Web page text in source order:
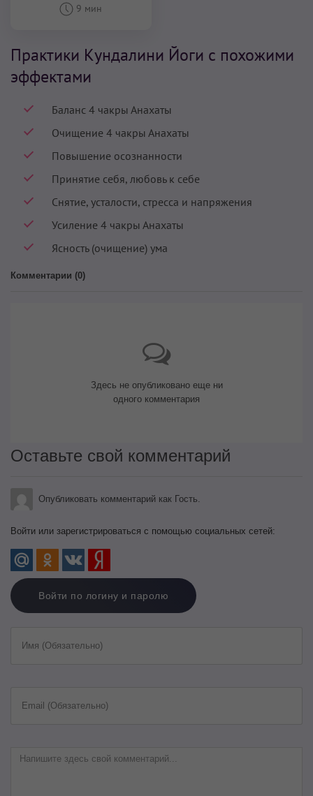
9 мин
Практики Кундалини Йоги с похожими
эффектами
Баланс 4 чакры Анахаты
Очищение 4 чакры Анахаты
Повышение осознанности
Принятие себя, любовь к себе
Снятие, усталости, стресса и напряжения
Усиление 4 чакры Анахаты
Ясность (очищение) ума
Комментарии (0)
Здесь не опубликовано еще ни
одного комментария
Оставьте свой комментарий
Опубликовать комментарий как Гость.
Войти или зарегистрироваться с помощью социальных сетей:
Войти по логину и паролю
Имя (Обязательно)
Email (Обязательно)